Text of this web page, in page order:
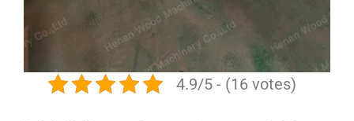
4.9/5 - (16 votes)